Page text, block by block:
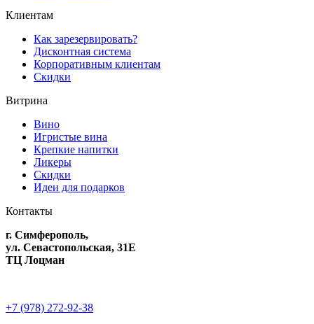
Клиентам
Как зарезервировать?
Дисконтная система
Корпоративным клиентам
Скидки
Витрина
Вино
Игристые вина
Крепкие напитки
Ликеры
Скидки
Идеи для подарков
Контакты
г. Симферополь,
ул. Севастопольская, 31Е
ТЦ Лоцман
+7 (978) 272-92-38